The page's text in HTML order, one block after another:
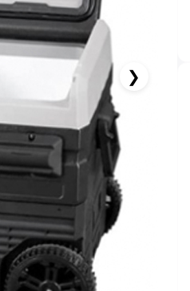
❯
x 18 ay
aya faizsiz ödə!